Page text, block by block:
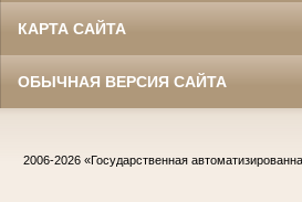
КАРТА САЙТА
ОБЫЧНАЯ ВЕРСИЯ САЙТА
2006-2026 «Государственная